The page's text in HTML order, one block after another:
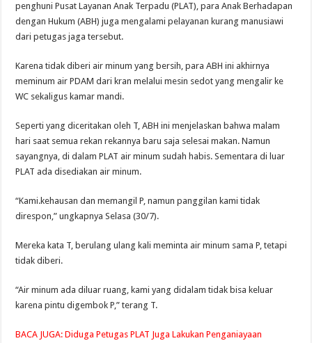
penghuni Pusat Layanan Anak Terpadu (PLAT), para Anak Berhadapan
dengan Hukum (ABH) juga mengalami pelayanan kurang manusiawi
dari petugas jaga tersebut.
Karena tidak diberi air minum yang bersih, para ABH ini akhirnya
meminum air PDAM dari kran melalui mesin sedot yang mengalir ke
WC sekaligus kamar mandi.
Seperti yang diceritakan oleh T, ABH ini menjelaskan bahwa malam
hari saat semua rekan rekannya baru saja selesai makan. Namun
sayangnya, di dalam PLAT air minum sudah habis. Sementara di luar
PLAT ada disediakan air minum.
“Kami.kehausan dan memangil P, namun panggilan kami tidak
direspon,” ungkapnya Selasa (30/7).
Mereka kata T, berulang ulang kali meminta air minum sama P, tetapi
tidak diberi.
“Air minum ada diluar ruang, kami yang didalam tidak bisa keluar
karena pintu digembok P,” terang T.
BACA JUGA:Diduga Petugas PLAT Juga Lakukan Penganiayaan